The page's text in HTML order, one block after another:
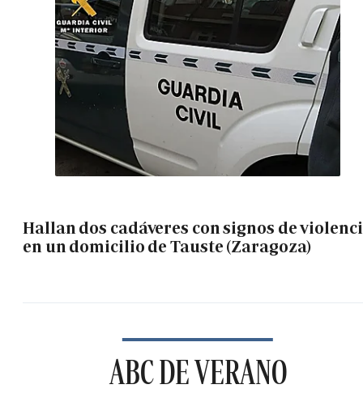
Hallan dos cadáveres con signos de
en un domicilio de Tauste (Zaragoza)
ABC DE VERANO